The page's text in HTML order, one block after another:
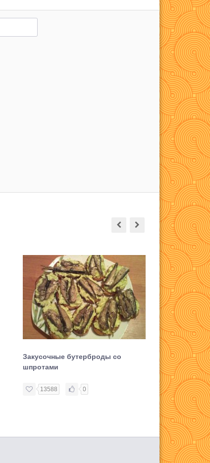
Закусочные бутерброды со
шпротами
13588 0
Бутерброд с
рыбой
10950